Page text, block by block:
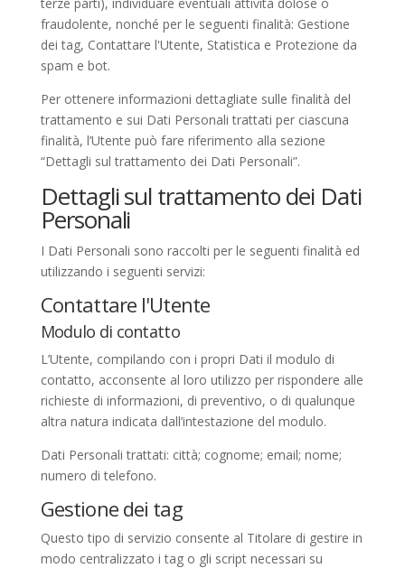
fraudolente, nonché per le seguenti finalità: Gestione
dei tag, Contattare l'Utente, Statistica e Protezione da
spam e bot.
Per ottenere informazioni dettagliate sulle finalità del
trattamento e sui Dati Personali trattati per ciascuna
finalità, l’Utente può fare riferimento alla sezione
“Dettagli sul trattamento dei Dati Personali”.
Dettagli sul trattamento dei Dati
Personali
I Dati Personali sono raccolti per le seguenti finalità ed
utilizzando i seguenti servizi:
Contattare l'Utente
Modulo di contatto
L’Utente, compilando con i propri Dati il modulo di
contatto, acconsente al loro utilizzo per rispondere alle
richieste di informazioni, di preventivo, o di qualunque
altra natura indicata dall’intestazione del modulo.
Dati Personali trattati: città; cognome; email; nome;
numero di telefono.
Gestione dei tag
Questo tipo di servizio consente al Titolare di gestire in
modo centralizzato i tag o gli script necessari su